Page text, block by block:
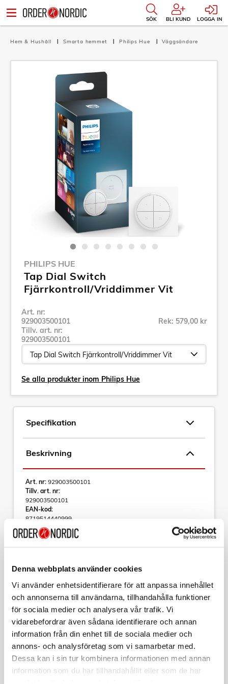
Denna webbplats använder cookies
Vi använder enhetsidentifierare för att anpassa innehållet
och annonserna till användarna, tillhandahålla funktioner
för sociala medier och analysera vår trafik. Vi
vidarebefordrar även sådana identifierare och annan
information från din enhet till de sociala medier och
annons- och analysföretag som vi samarbetar med.
Dessa kan i sin tur kombinera informationen med annan
information som du har tillhandahållit eller som de har
SÖK BLI KUND LOGGA IN
Hem & Hushåll Smarta hemmet Philips Hue Väggsändare
PHILIPS HUE
Tap Dial Switch
Fjärrkontroll/Vriddimmer Vit
Art. nr:
929003500101
Tillv. art. nr:
929003500101
Rek: 579,00 kr
Se alla produkter inom Philips Hue
Specifikation
Beskrivning
Art. nr: 929003500101
Tillv. art. nr:
929003500101
EAN-kod:
8719514440999
För hel kartong beställ:
Philips Hue Tap Dial Switch
- Trådlös installation
- Batteridriven
- Lätt att ändra ljusscen
Smidig och smart belysning
Styr upp till tre rum eller en zon med varje enskild knapp på
din Tap dial switch som finns i svart och vitt. Vrid
strömbrytaren för att dimra eller öka ljusstyrkan på
belysningen. Montera den på väggen, placera den på en
magnetisk yta eller använd den som en fjärrkontroll.
Styr det på ditt sätt
Läs mer
Sortera
Varumärke
Tillbehör